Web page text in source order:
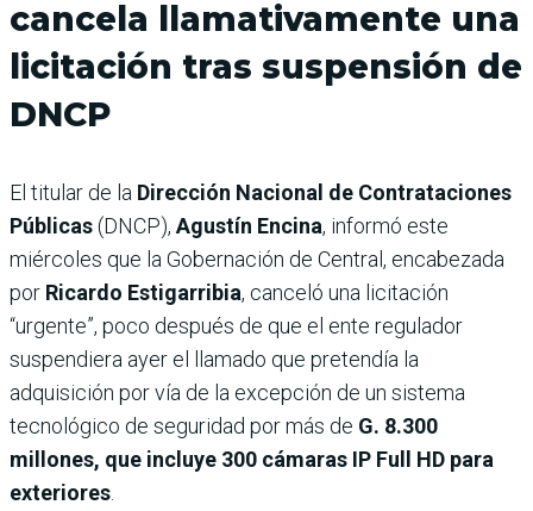
cancela llamativamente una
licitación tras suspensión de
DNCP
El titular de la Dirección Nacional de Contrataciones
Públicas(DNCP), Agustín Encina, informó este
miércoles que la Gobernación de Central, encabezada
por Ricardo Estigarribia, canceló una licitación
“urgente”, poco después de que el ente regulador
suspendiera ayer el llamado que pretendía la
adquisición por vía de la excepción de un sistema
tecnológico de seguridad por más de G. 8.300
millones, que incluye 300 cámaras IP Full HD para
exteriores